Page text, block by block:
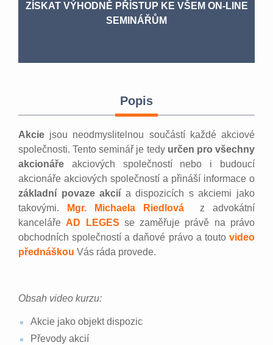
ZÍSKAT VÝHODNĚ PŘÍSTUP KE VŠEM ON-LINE
SEMINÁŘŮM
Popis
Akcie jsou neodmyslitelnou součástí každé akciové
společnosti. Tento seminář je tedy určen pro všechny
akcionáře akciových společností nebo i budoucí
akcionáře akciových společností a přináší informace o
základní povaze akcií a dispozicích s akciemi jako
takovými.
Mgr. Michaela Riedlová
z advokátní
kancelářeAD LEGES se zaměřuje právě na právo
obchodních společností a daňové právo a touto video
přednáškou Vás ráda provede.
Obsah video kurzu:
Akcie jako objekt dispozic
Převody akcií